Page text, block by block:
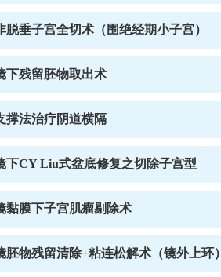
脱垂子宫全切术（围绝经期小子宫）
下残留胚物取出术
撑法治疗阴道横隔
下CY Liu式盆底修复之切除子宫型
黏膜下子宫肌瘤剔除术
胚物残留清除+粘连松解术（镜外上环）